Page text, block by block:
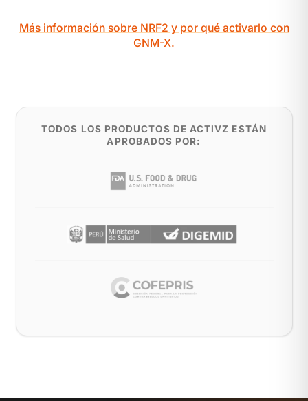
Más información sobre NRF2 y por qué activarlo con
GNM-X.
TODOS LOS PRODUCTOS DE ACTIVZ ESTÁN
APROBADOS POR: